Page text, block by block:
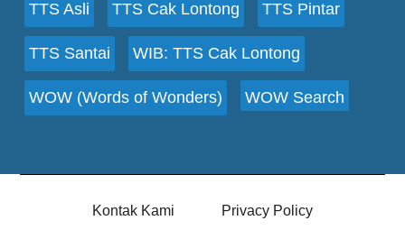
TTS Asli TTS Cak Lontong TTS Pintar
TTS Santai WIB: TTS Cak Lontong
WOW (Words of Wonders) WOW Search
Kontak Kami Privacy Policy